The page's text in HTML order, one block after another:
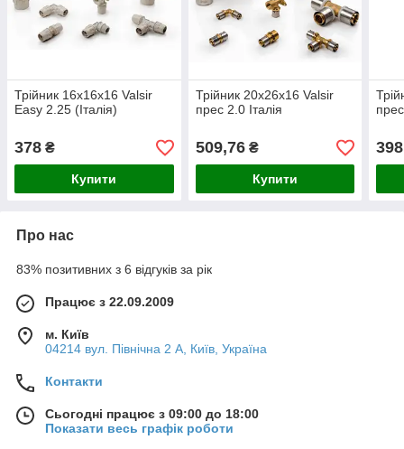
Трійник 16х16х16 Valsir
Easy 2.25 (Італія)
378 ₴
Купити
Трійник 20х26х16 Valsir
прес 2.0 Італія
509,76₴
Купити
Про нас
83% позитивних з 6 відгуків за рік
Працює з 22.09.2009
м. Київ
04214 вул. Північна 2 А, Київ, Україна
Контакти
Сьогодні працює з 09:00 до 18:00
Показати весь графік роботи